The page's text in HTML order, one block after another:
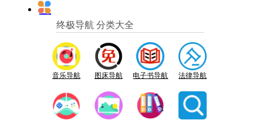
终极导航 分类大全
音乐导航 图床导航 电子书导航 法律导航